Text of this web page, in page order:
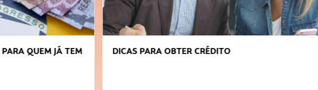
FAÇA A DIFERENÇA: SEJA SUSTENTÁVEL, SEJA